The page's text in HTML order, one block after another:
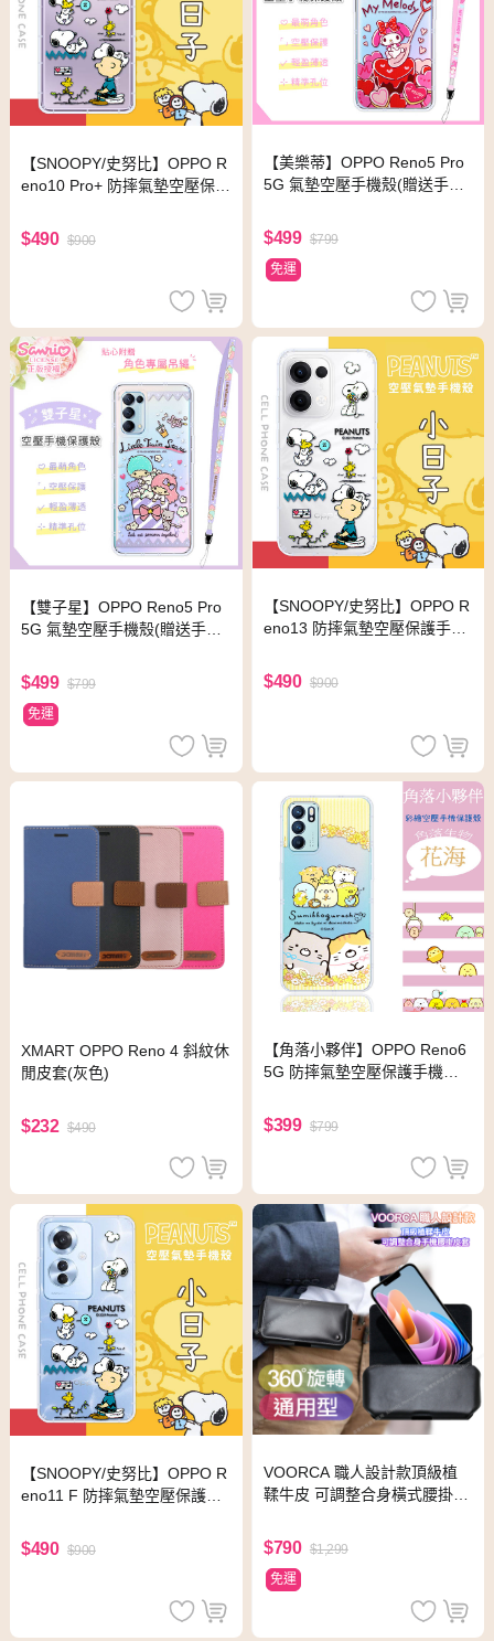
【SNOOPY/史努比】OPPO R
eno10 Pro+ 防摔氣墊空壓保護
$490 $900
【美樂蒂】OPPO Reno5 Pro
5G 氣墊空壓手機殼(贈送手機
$499 $799
免運
【雙子星】OPPO Reno5 Pro
5G 氣墊空壓手機殼(贈送手機
$499 $799
免運
【SNOOPY/史努比】OPPO R
eno13 防摔氣墊空壓保護手機
$490 $900
XMART OPPO Reno 4 斜紋休
閒皮套(灰色)
$232 $490
【角落小夥伴】OPPO Reno6
5G 防摔氣墊空壓保護手機殼
$399 $799
【SNOOPY/史努比】OPPO R
eno11 F 防摔氣墊空壓保護手
$490 $900
VOORCA 職人設計款頂級植
鞣牛皮 可調整合身橫式腰掛皮
Z
$790 $1,299
免運